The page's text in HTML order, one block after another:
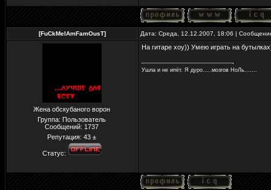
[FuCkMeIAmFamOusT] Дата: Среда, 12.12.2007, 18:06 |
Жена обскубаного ворон
Группа: Пользователь
Сообщений: 1737
Репутация:43 ±
Статус:
На гитаре хоу)) Умею играть на
Ушла и не ипёт. Я дуро.....мозгов НоЛь.......